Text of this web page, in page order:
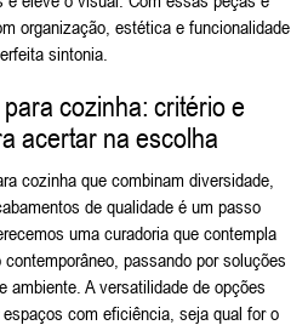
organização, estética e funcionalidade
sintonia.
cozinha: critério e
acertar na escolha
cozinha que combinam diversidade,
de qualidade é um passo
uma curadoria que contempla
passando por soluções
ambiente. A versatilidade de opções
com eficiência, seja qual for o